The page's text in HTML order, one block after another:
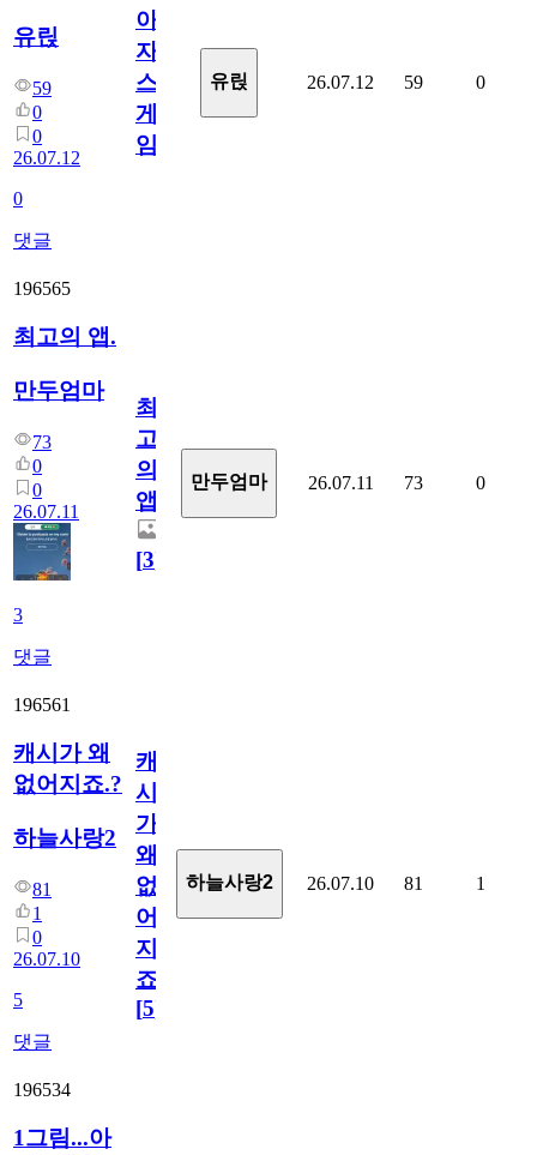
유릱
59
0
0
26.07.12
0
댓글
아
자
스
게
임?
유릱 26.07.12 59 0
196565
최고의 앱.
만두엄마
73
0
0
26.07.11
3
댓글
최
고
의
앱.
[3]
만두엄마 26.07.11 73 0
196561
캐시가 왜
없어지죠.?
하늘사랑2
81
1
0
26.07.10
5
댓글
캐
시
가
왜
없
어
지
죠.?
[5]
하늘사랑2 26.07.10 81 1
196534
1그림...아